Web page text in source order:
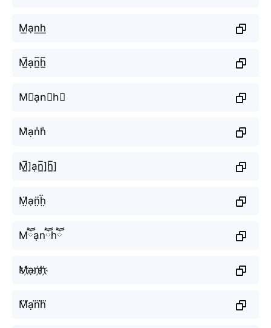
M͟ạn͟h͟
M̲̅ạn̲̅h̲̅
M⃣ạn⃣h⃣
M̾ạn̾h̾
M̲̅]ạn̲̅]h̲̅]
M̤̈ạn̤̈ḧ̤
Mཽạnཽhཽ
M҉ạn҉h҉
M⃜ạn⃜h⃜